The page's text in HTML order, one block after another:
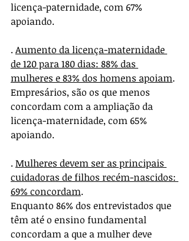
licença-paternidade, com 67%
apoiando.
. Aumento da licença-maternidade
de 120 para 180 dias: 88% das
mulheres e 83% dos homens apoiam.
Empresários, são os que menos
concordam com a ampliação da
licença-maternidade, com 65%
apoiando.
. Mulheres devem ser as principais
cuidadoras de filhos recém-nascidos:
69% concordam.
Enquanto 86% dos entrevistados que
têm até o ensino fundamental
concordam a que a mulher deve